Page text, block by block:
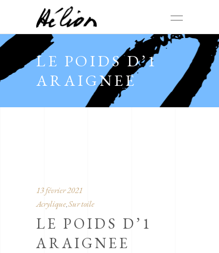
LE POIDS D’1
ARAIGNEE
13 février 2021
Acrylique, Sur toile
LE POIDS D’1
ARAIGNEE